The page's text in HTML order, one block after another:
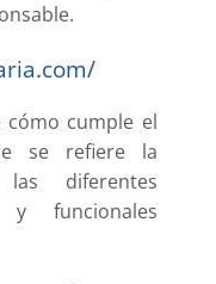
cómo cumple el
se refiere la
las diferentes
y funcionales